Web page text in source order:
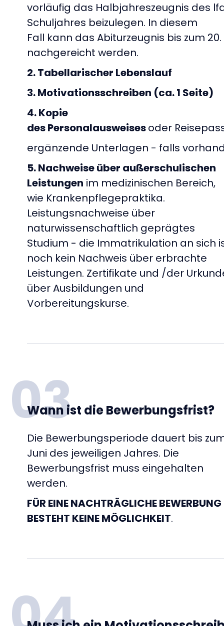
vorläufig das Halbjahreszeugnis des
Schuljahres beizulegen. In diesem
Fall kann das Abiturzeugnis bis zum 20.
nachgereicht werden.
2. Tabellarischer Lebenslauf
3. Motivationsschreiben (ca. 1 Seite)
4. Kopie
des Personalausweisesoder
ergänzende Unterlagen - falls
5. Nachweise über außerschulischen
Leistungen im medizinischen Bereich,
wie Krankenpflegepraktika.
Leistungsnachweise über
naturwissenschaftlich geprägtes
Studium - die Immatrikulation an sich
noch kein Nachweis über erbrachte
Leistungen. Zertifikate und /der
über Ausbildungen und
Vorbereitungskurse.
03
Wann ist die Bewerbungsfrist?
Die Bewerbungsperiode dauert bis
Juni des jeweiligen Jahres. Die
Bewerbungsfrist muss eingehalten
werden.
FÜR EINE NACHTRÄGLICHE BEWERBUNG
BESTEHT KEINE MÖGLICHKEIT.